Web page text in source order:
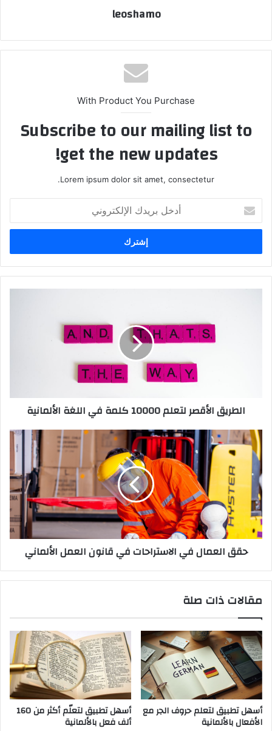
leoshamo
With Product You Purchase
Subscribe to our mailing list to
get the new updates!
Lorem ipsum dolor sit amet, consectetur.
بريدك
الإلكتروني
الطريق الأقصر لتعلم 10000 كلمة في اللغة الألمانية
حقق
العمال
في
الاستراحات
في
قانون
العمل
الألماني
حقق العمال في الاستراحات في قانون العمل الألماني
مقالات ذات صلة
أسهل تطبيق لتعلم حروف الجر مع
الأفعال بالألمانية
أسهل تطبيق لتعلّم أكثر من 160
ألف فعل بالألمانية